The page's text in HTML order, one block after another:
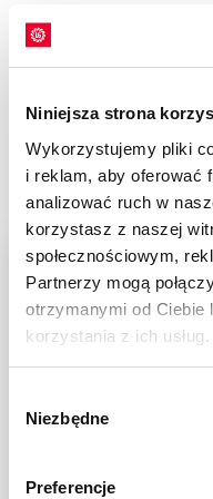
Niniejsza strona
Wykorzystujemy pliki
i reklam, aby oferować
analizować ruch w
korzystasz z naszej
społecznościowym,
Partnerzy mogą
otrzymanymi od Ciebie
korzystania z ich usług.
zgody
Niezbędne
Preferencje
NORMA
ADELINE
Aby uzyskać wysoką
ozimego LG
dostosowanie normy
wczesnym siewie
metr kwadratowy. W
przeprowadzanego
powinna wynosić
Natomiast przy
obsadę do 45–50
zapewnić zdrowy i